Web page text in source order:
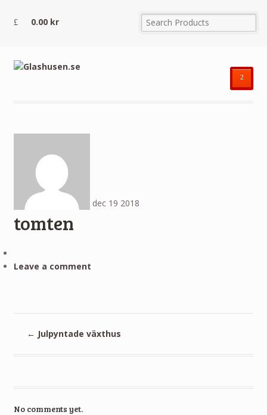
0.00 kr
²
dec 19 2018
tomten
Leave a comment
← Julpyntade växthus
No comments yet.